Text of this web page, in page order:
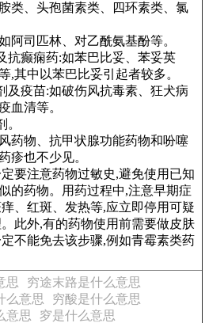
类、头孢菌素类、四环素类、氯
阿司匹林、对乙酰氨基酚等。
抗癫痫药:如苯巴比妥、苯妥英
,其中以苯巴比妥引起者较多。
及疫苗:如破伤风抗毒素、狂犬病
血清等。
。
药物、抗甲状腺功能药物和吩噻
疹也不少见。
要注意药物过敏史,避免使用已知
的药物。用药过程中,注意早期症
、红斑、发热等,应立即停用可疑
此外,有的药物使用前需要做皮肤
不能免去该步骤,例如青霉素类药
思
穷途末路是什么意思
么意思
穷酸是什么意思
意思
穸是什么意思